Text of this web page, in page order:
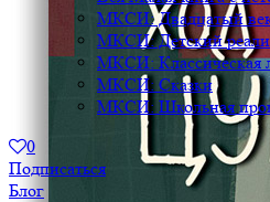
МКСИ: Двадцатый
МКСИ: Детский
МКСИ: Классическая
МКСИ: Сказки
МКСИ: Школьная
0
Подписаться
Блог